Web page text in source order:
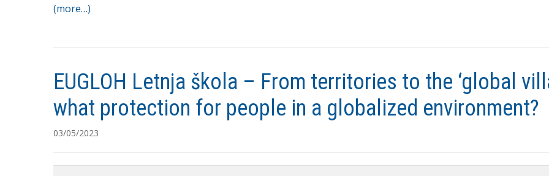
(more…)
EUGLOH Letnja škola – From territories to the ‘global
what protection for people in a globalized environment?
03/05/2023